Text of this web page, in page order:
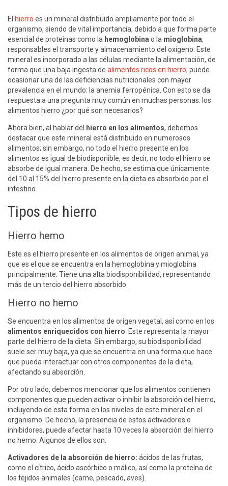
El hierro es un mineral distribuido ampliamente por todo el
organismo, siendo de vital importancia, debido a que forma parte
esencial de proteínas como la hemoglobina o la mioglobina,
responsables el transporte y almacenamiento del oxígeno. Este
mineral es incorporado a las células mediante la alimentación, de
forma que una baja ingesta de alimentos ricos en hierro, puede
ocasionar una de las deficiencias nutricionales con mayor
prevalencia en el mundo: la anemia ferropénica. Con esto se da
respuesta a una pregunta muy común en muchas personas: los
alimentos hierro ¿por qué son necesarios?
Ahora bien, al hablar del hierro en los alimentos, debemos
destacar que este mineral está distribuido en numerosos
alimentos; sin embargo, no todo el hierro presente en los
alimentos es igual de biodisponible, es decir, no todo el hierro se
absorbe de igual manera. De hecho, se estima que únicamente
del 10 al 15% del hierro presente en la dieta es absorbido por el
intestino.
Tipos de hierro
Hierro hemo
Este es el hierro presente en los alimentos de origen animal, ya
que es el que se encuentra en la hemoglobina y mioglobina
principalmente. Tiene una alta biodisponibilidad, representando
más de un tercio del hierro absorbido.
Hierro no hemo
Se encuentra en los alimentos de origen vegetal, así como en los
alimentos enriquecidos con hierro. Este representa la mayor
parte del hierro de la dieta. Sin embargo, su biodisponibilidad
suele ser muy baja, ya que se encuentra en una forma que hace
que pueda interactuar con otros componentes de la dieta,
afectando su absorción.
Por otro lado, debemos mencionar que los alimentos contienen
componentes que pueden activar o inhibir la absorción del hierro,
incluyendo de esta forma en los niveles de este mineral en el
organismo. De hecho, la presencia de estos activadores o
inhibidores, puede afectar hasta 10 veces la absorción del hierro
no hemo. Algunos de ellos son:
Activadores de la absorción de hierro: ácidos de las frutas,
como el cítrico, ácido ascórbico o málico, así como la proteína de
los tejidos animales (carne, pescado, aves).